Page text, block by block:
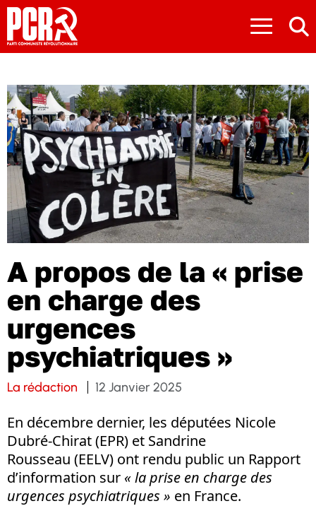
≡
A propos de la « prise
en charge des
urgences
psychiatriques »
La rédaction 12 Janvier 2025
En décembre dernier, les députées Nicole
Dubré-Chirat (EPR) et Sandrine
Rousseau (EELV) ont rendu public un Rapport
d’information sur « la prise en charge des
urgences psychiatriques » en France.